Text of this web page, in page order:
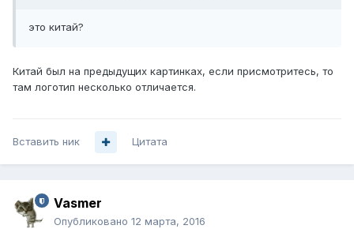
это китай?
Китай был на предыдущих картинках, если присмотритесь, то
там логотип несколько отличается.
Вставить ник Цитата
Vasmer
Опубликовано 12 марта, 2016